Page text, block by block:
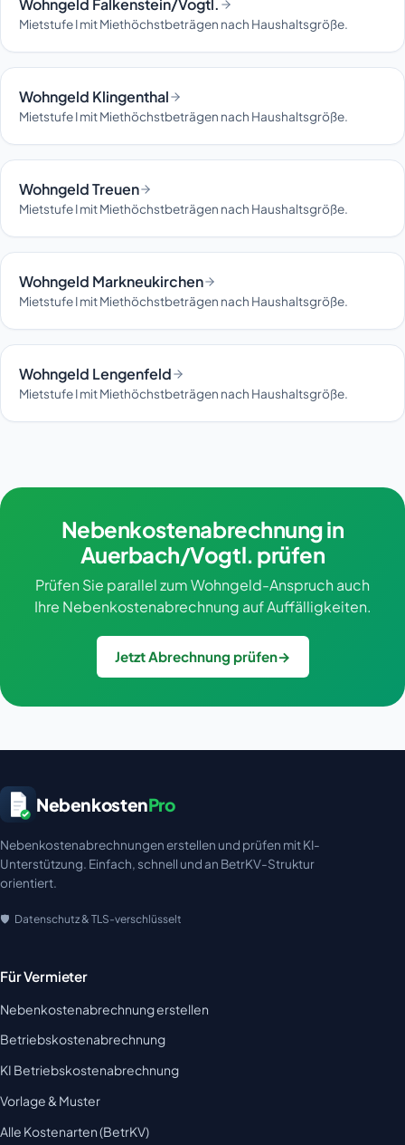
Wohngeld Falkenstein/Vogtl.
Mietstufe I mit Miethöchstbeträgen nach Haushaltsgröße.
Wohngeld Klingenthal
Mietstufe I mit Miethöchstbeträgen nach Haushaltsgröße.
Wohngeld Treuen
Mietstufe I mit Miethöchstbeträgen nach Haushaltsgröße.
Wohngeld Markneukirchen
Mietstufe I mit Miethöchstbeträgen nach Haushaltsgröße.
Wohngeld Lengenfeld
Mietstufe I mit Miethöchstbeträgen nach Haushaltsgröße.
Nebenkostenabrechnung in
Auerbach/Vogtl. prüfen
Prüfen Sie parallel zum Wohngeld-Anspruch auch
Ihre Nebenkostenabrechnung auf Auffälligkeiten.
Jetzt Abrechnung prüfen→
NebenkostenPro
Nebenkostenabrechnungen erstellen und prüfen mit KI-
Unterstützung. Einfach, schnell und an BetrKV-Struktur
orientiert.
Datenschutz & TLS-verschlüsselt
Für Vermieter
Nebenkostenabrechnung erstellen
Betriebskostenabrechnung
KI Betriebskostenabrechnung
Vorlage & Muster
Alle Kostenarten (BetrKV)